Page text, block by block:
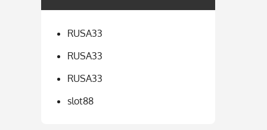
RUSA33
RUSA33
RUSA33
slot88